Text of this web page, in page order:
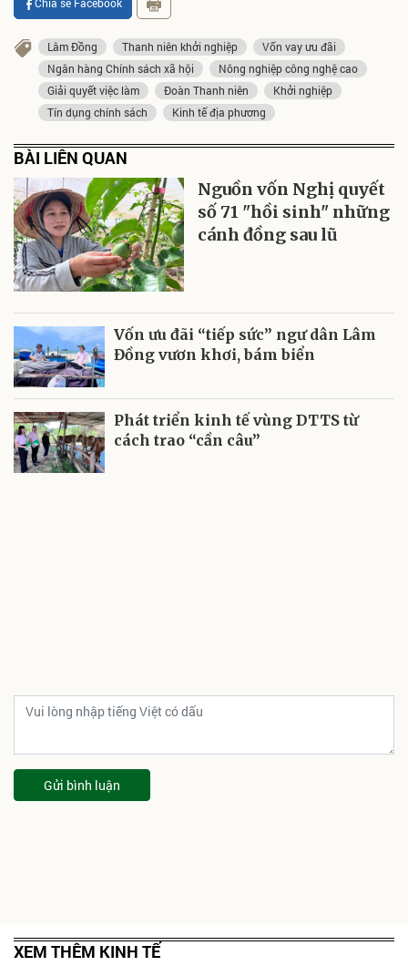
Chia sẻ Facebook
Lâm Đồng Thanh niên khởi nghiệp
Vốn vay ưu đãi
Ngân hàng Chính sách xã hội
Nông nghiệp công nghệ cao
Giải quyết việc làm
Đoàn Thanh niên
Khởi nghiệp
Tín dụng chính sách
Kinh tế địa phương
BÀI LIÊN QUAN
Nguồn vốn Nghị quyết
số 71 "hồi sinh" những
cánh đồng sau lũ
Vốn ưu đãi “tiếp sức” ngư dân Lâm
Đồng vươn khơi, bám biển
Phát triển kinh tế vùng DTTS từ
cách trao “cần câu”
Gửi bình luận
XEM THÊM KINH TẾ